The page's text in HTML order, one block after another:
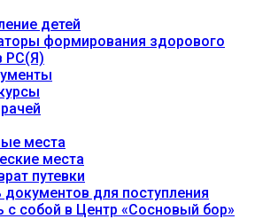
детей
формирования здорового
РС(Я)
места
места
путевки
документов для поступления
с собой в Центр «Сосновый бор»